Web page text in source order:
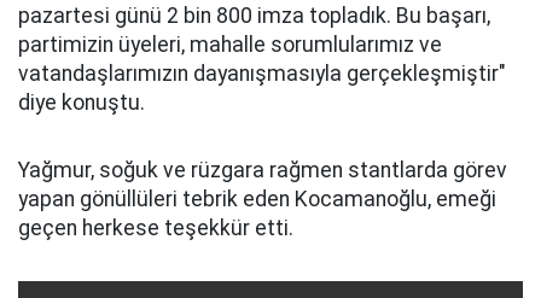
pazartesi günü 2 bin 800 imza topladık. Bu başarı,
partimizin üyeleri, mahalle sorumlularımız ve
vatandaşlarımızın dayanışmasıyla gerçekleşmiştir"
diye konuştu.
Yağmur, soğuk ve rüzgara rağmen stantlarda görev
yapan gönüllüleri tebrik eden Kocamanoğlu, emeği
geçen herkese teşekkür etti.